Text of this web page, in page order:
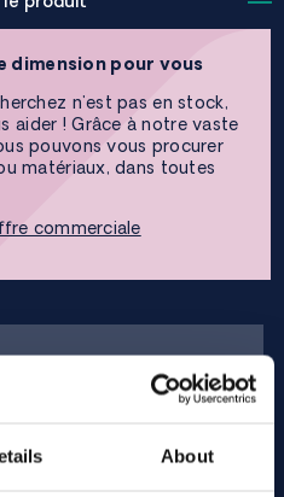
About
dimension pour vous
n'est pas en stock,
aider ! Grâce à notre vaste
pouvons vous procurer
matériaux, dans toutes
commerciale